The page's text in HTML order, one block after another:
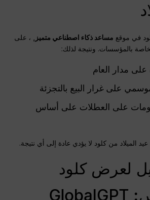
في موقع مساعد ذكاء اصطناعي متميز
, ، على
مدار العام
على غرار البيع بالتجزئة
على العطلات على أساس
الميلاد من كلود لا يؤدي عادة إلى أي نتيجة.
لعرض كلود
كريسماس: GlobalGPT